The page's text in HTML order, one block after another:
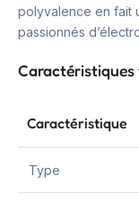
polyvalence en fait
passionnés
Caractéristiques
Caractéristique
Type